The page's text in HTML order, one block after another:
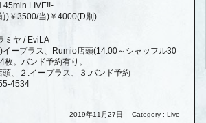
45min LIVE!!-
)￥3500/当)￥4000(D別)
ミヤ / EviLA
)イープラス、Rumio店頭(14:00～シャッフル30
。バンド予約有り。
頭、２.イープラス、３.バンド予約
4534
2019年11月27日 Category : Live